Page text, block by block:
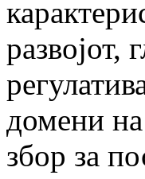
развојот,
домени
збор за